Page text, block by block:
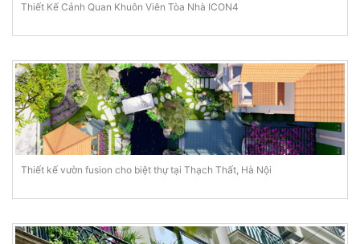
Thiết Kế Cảnh Quan Khuôn Viên Tòa Nhà ICON4
Thiết kế vườn fusion cho biệt thự tại Thạch Thất, Hà Nội